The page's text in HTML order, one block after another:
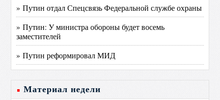
» Путин отдал Спецсвязь Федеральной службе охраны
» Путин: У министра обороны будет восемь
заместителей
» Путин реформировал МИД
Материал недели